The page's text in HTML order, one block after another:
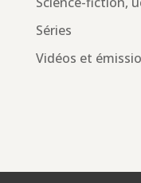
Séries
Vidéos et